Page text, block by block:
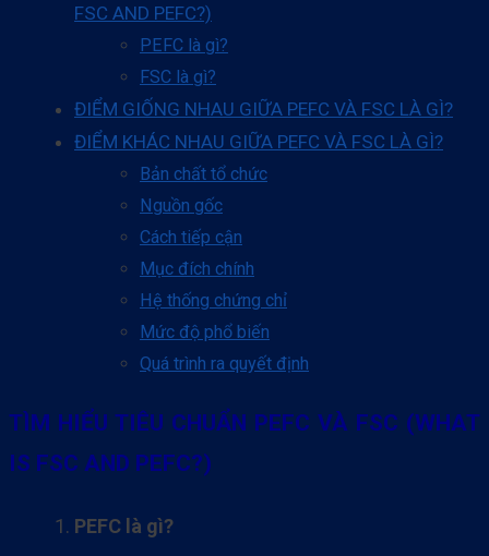
FSC AND PEFC?)
PEFC là gì?
FSC là gì?
ĐIỂM GIỐNG NHAU GIỮA PEFC VÀ FSC LÀ GÌ?
ĐIỂM KHÁC NHAU GIỮA PEFC VÀ FSC LÀ GÌ?
Bản chất tổ chức
Nguồn gốc
Cách tiếp cận
Mục đích chính
Hệ thống chứng chỉ
Mức độ phổ biến
Quá trình ra quyết định
TÌM HIỂU TIÊU CHUẨN PEFC VÀ FSC (WHAT
IS FSC AND PEFC?)
PEFC là gì?